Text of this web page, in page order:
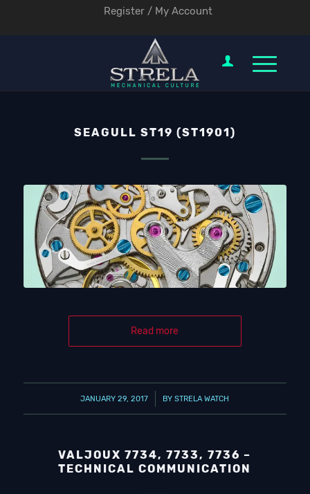
Register / My Account
SEAGULL ST19 (ST1901)
Read more
JANUARY 29, 2017
/ BYSTRELA WATCH
VALJOUX 7734, 7733, 7736 –
TECHNICAL COMMUNICATION